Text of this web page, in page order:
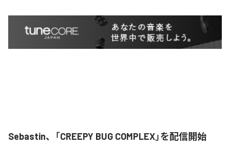
Sebastin、「CREEPY BUG COMPLEX」を配信開始